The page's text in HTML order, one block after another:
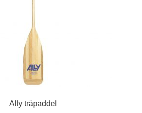
Ally träpaddel